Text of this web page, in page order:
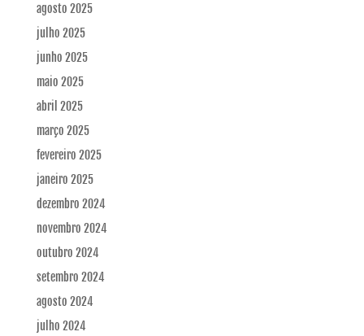
agosto 2025
julho 2025
junho 2025
maio 2025
abril 2025
março 2025
fevereiro 2025
janeiro 2025
dezembro 2024
novembro 2024
outubro 2024
setembro 2024
agosto 2024
julho 2024